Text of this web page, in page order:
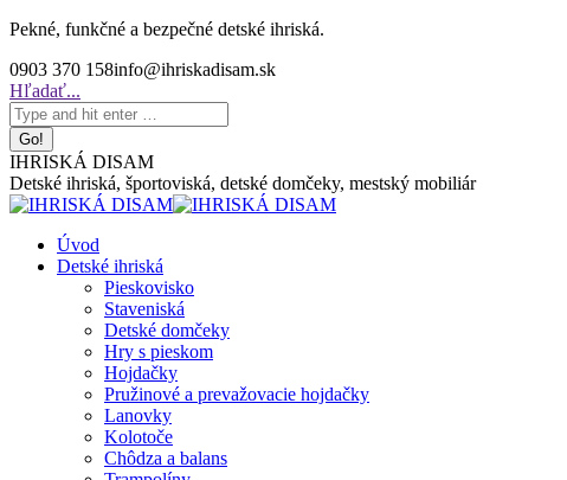
Skip
content
Pekné, funkčné a bezpečné detské ihriská.
0903 370 158info@ihriskadisam.sk
Search:
Hľadať...
IHRISKÁ DISAM
Detské ihriská, športoviská, detské domčeky, mestský mobiliár
Úvod
Detské ihriská
Pieskovisko
Staveniská
Detské domčeky
Hry s pieskom
Hojdačky
Pružinové a prevažovacie hojdačky
Lanovky
Kolotoče
Chôdza a balans